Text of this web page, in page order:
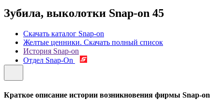
Зубила, выколотки Snap-on 45
Скачать каталог Snap-on
Желтые ценники. Скачать полный список
История Snap-on
Отдел Snap-On
Краткое описание истории возникновения фирмы Snap-on